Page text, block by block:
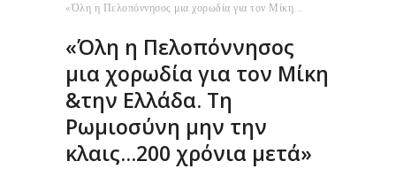
«Όλη η Πελοπόννησος μια χορωδία για τον Μίκη...
«Όλη η Πελοπόννησος
μια χορωδία για τον Μίκη
&την Ελλάδα. Τη
Ρωμιοσύνη μην την
κλαις…200 χρόνια μετά»